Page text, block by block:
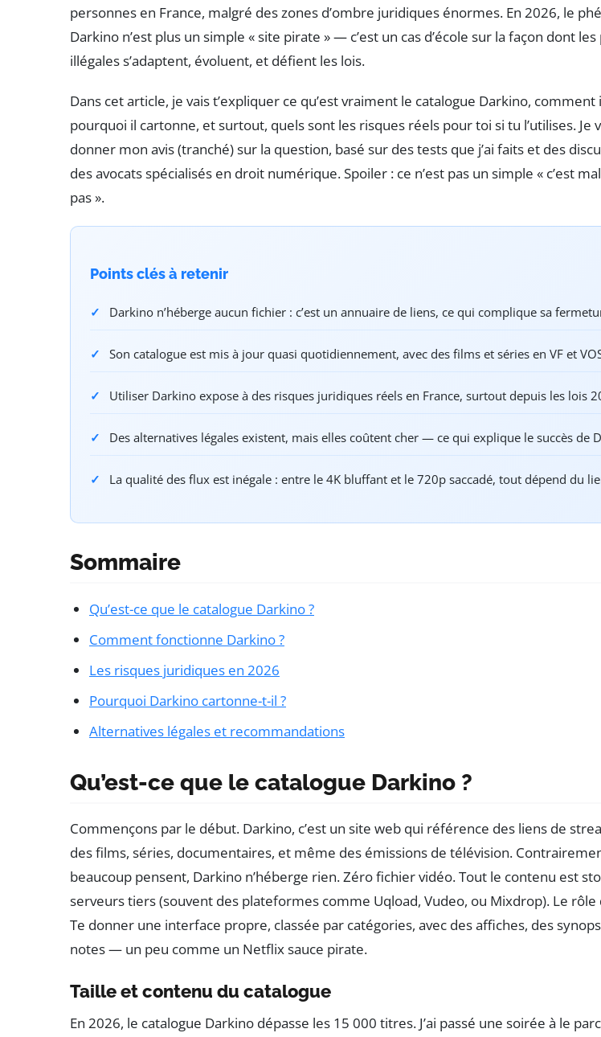
personnes en France, malgré des zones d’ombre juridiques énormes. En 2026, le
Darkino n’est plus un simple « site pirate » — c’est un cas d’école sur la façon dont
illégales s’adaptent, évoluent, et défient les lois.
Dans cet article, je vais t’expliquer ce qu’est vraiment le catalogue Darkino,
pourquoi il cartonne, et surtout, quels sont les risques réels pour toi si tu l’utilises. Je
donner mon avis (tranché) sur la question, basé sur des tests que j’ai faits et des
des avocats spécialisés en droit numérique. Spoiler : ce n’est pas un simple « c’est
pas ».
Points clés à retenir
Darkino n’héberge aucun fichier : c’est un annuaire de liens, ce qui complique sa
Son catalogue est mis à jour quasi quotidiennement, avec des films et séries en VF et
Utiliser Darkino expose à des risques juridiques réels en France, surtout depuis les lois
Des alternatives légales existent, mais elles coûtent cher — ce qui explique le succès de
La qualité des flux est inégale : entre le 4K bluffant et le 720p saccadé, tout dépend du
Sommaire
Qu’est-ce que le catalogue Darkino ?
Comment fonctionne Darkino ?
Les risques juridiques en 2026
Pourquoi Darkino cartonne-t-il ?
Alternatives légales et recommandations
Qu’est-ce que le catalogue Darkino ?
Commençons par le début. Darkino, c’est un site web qui référence des liens de
des films, séries, documentaires, et même des émissions de télévision.
beaucoup pensent, Darkino n’héberge rien. Zéro fichier vidéo. Tout le contenu est
serveurs tiers (souvent des plateformes comme Uqload, Vudeo, ou Mixdrop). Le rôle
Te donner une interface propre, classée par catégories, avec des affiches, des
notes — un peu comme un Netflix sauce pirate.
Taille et contenu du catalogue
En 2026, le catalogue Darkino dépasse les 15 000 titres. J’ai passé une soirée à le